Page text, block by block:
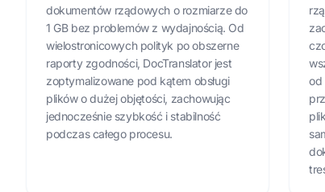
dokumentów rządowych o rozmiarze do
1 GB bez problemów z wydajnością. Od
wielostronicowych polityk po obszerne
raporty zgodności, DocTranslator jest
zoptymalizowane pod kątem obsługi
plików o dużej objętości, zachowując
jednocześnie szybkość i stabilność
podczas całego procesu.
od